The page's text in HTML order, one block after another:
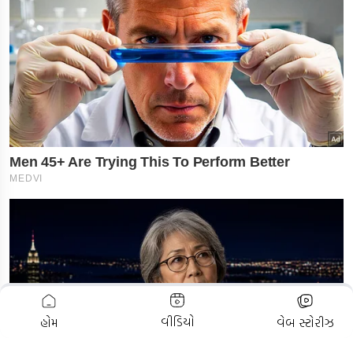
ADVERTISEMENT
હોમ વીડિયો વેબ સ્ટોરીઝ